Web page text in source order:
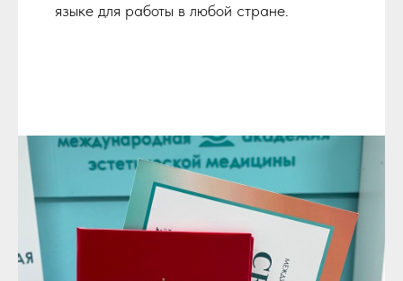
языке для работы в любой стране.